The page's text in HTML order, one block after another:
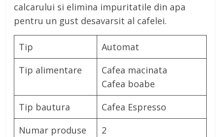
calcarului si elimina impuritatile din apa
pentru un gust desavarsit al cafelei.
Tip
Automat
Tip alimentare
Cafea macinata
Cafea boabe
Tip bautura
Cafea Espresso
Numar produse
2